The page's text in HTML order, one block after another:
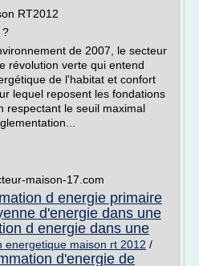
RT2012
?
de 2007, le secteur
révolution verte qui entend
de l'habitat et confort
lequel reposent les fondations
respectant le seuil maximal
maison-17.com
d energie primaire
d'energie dans une
d energie dans une
energetique maison rt 2012 /
d'energie de